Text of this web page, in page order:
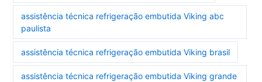
assistência técnica refrigeração embutida Viking abc
paulista
assistência técnica refrigeração embutida Viking brasil
assistência técnica refrigeração embutida Viking grande